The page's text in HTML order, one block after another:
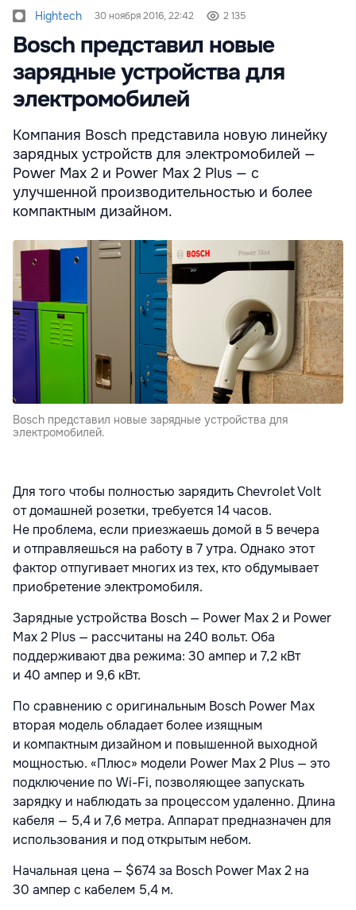
Hightech 30 ноября 2016, 22:42 2 135
Bosсh представил новые
зарядные устройства для
электромобилей
Компания Bosch представила новую линейку
зарядных устройств для электромобилей —
Power Max 2 и Power Max 2 Plus — с
улучшенной производительностью и более
компактным дизайном.
Bosсh представил новые зарядные устройства для
электромобилей.
Для того чтобы полностью зарядить Chevrolet Volt
от домашней розетки, требуется 14 часов.
Не проблема, если приезжаешь домой в 5 вечера
и отправляешься на работу в 7 утра. Однако этот
фактор отпугивает многих из тех, кто обдумывает
приобретение электромобиля.
Зарядные устройства Bosch — Power Max 2 и Power
Max 2 Plus — рассчитаны на 240 вольт. Оба
поддерживают два режима: 30 ампер и 7,2 кВт
и 40 ампер и 9,6 кВт.
По сравнению с оригинальным Bosch Power Max
вторая модель обладает более изящным
и компактным дизайном и повышенной выходной
мощностью. «Плюс» модели Power Max 2 Plus — это
подключение по Wi-Fi, позволяющее запускать
зарядку и наблюдать за процессом удаленно. Длина
кабеля — 5,4 и 7,6 метра. Аппарат предназначен для
использования и под открытым небом.
Начальная цена — $674 за Bosch Power Max 2 на
30 ампер с кабелем 5,4 м.